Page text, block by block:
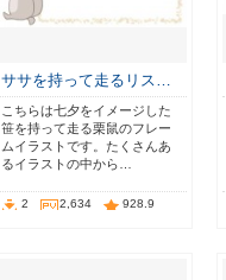
ササを持って走るリス…
こちらは七夕をイメージした
笹を持って走る栗鼠のフレー
ムイラストです。たくさんあ
るイラストの中から…
2 2,634 928.9